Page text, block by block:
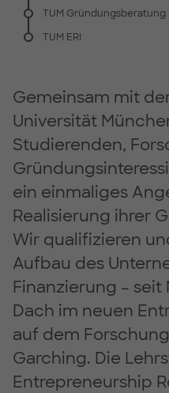
TUM Gründungsberatung
TUM ERI
Gemeinsam mit
Universität
Studierenden,
ein einmaliges
Realisierung ihrer
Wir qualifizieren
Aufbau des
Finanzierung – seit
Dach im neuen
auf dem
Garching. Die
Entrepreneurship